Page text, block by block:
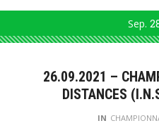
Sep.
26.09.2021 –
DISTANCES
IN